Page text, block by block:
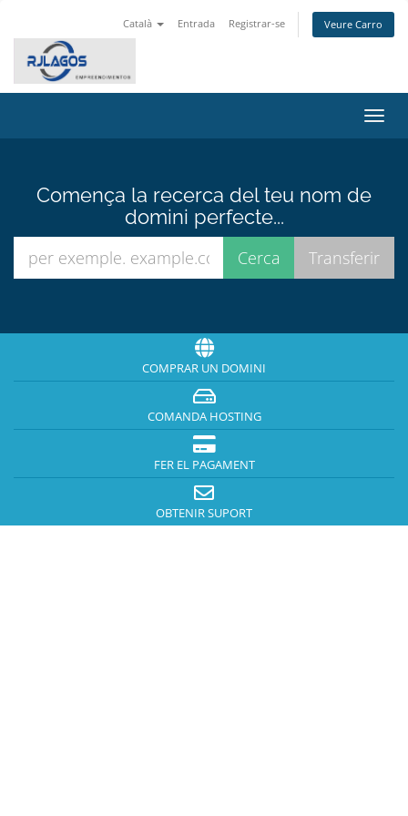
Català Entrada Registrar-se Veure Carro
la
Comença la recerca del teu nom de
domini perfecte...
COMPRAR UN DOMINI
COMANDA HOSTING
FER EL PAGAMENT
OBTENIR SUPORT